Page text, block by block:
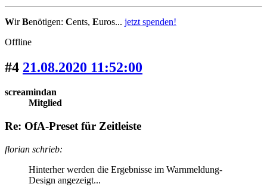
WirBenötigen: Cents, Euros... jetzt spenden!
Offline
#4 21.08.2020 11:52:00
screamindan
Mitglied
Re: OfA-Preset für Zeitleiste
florian schrieb:
Hinterher werden die Ergebnisse im Warnmeldung-
Design angezeigt...